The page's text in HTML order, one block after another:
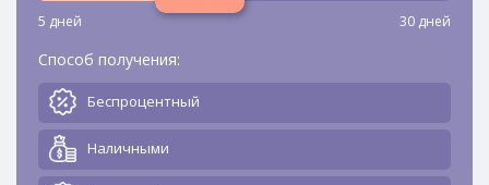
5 дней 30 дней
Способ получения:
Беспроцентный
Наличными